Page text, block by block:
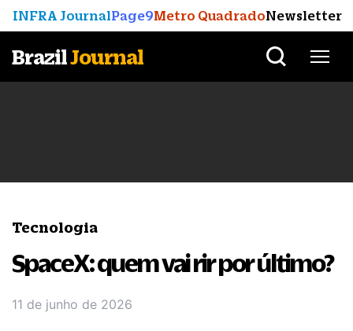
INFRA JournalPage9Metro QuadradoNewsletter
BrazilJournal
Tecnologia
SpaceX: quem vai rir por último?
11 de junho de 2026